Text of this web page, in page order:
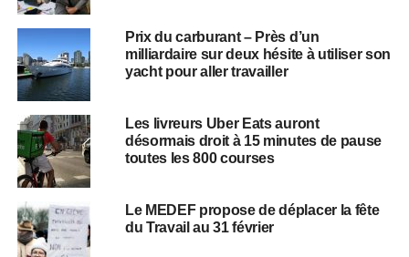
Prix du carburant – Près d’un
milliardaire sur deux hésite à utiliser son
yacht pour aller travailler
Les livreurs Uber Eats auront
désormais droit à 15 minutes de pause
toutes les 800 courses
Le MEDEF propose de déplacer la fête
du Travail au 31 février